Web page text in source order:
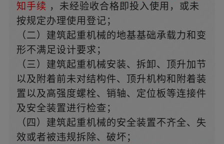
知手续 ，未经验收合格即投入使用，或未
按规定办理使用登记；
（二）建筑起重机械的地基基础承载力和变
形不满足设计要求；
（三）建筑起重机械安装、拆卸、顶升加节
以及附着前未对结构件、顶升机构和附着装
置以及高强度螺栓、销轴、定位板等连接件
及安全装置进行检查；
（四）建筑起重机械的安全装置不齐全、失
效或者被违规拆除、破坏；